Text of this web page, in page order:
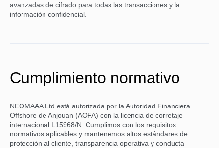
avanzadas de cifrado para todas las transacciones y la
información confidencial.
Cumplimiento normativo
NEOMAAA Ltd está autorizada por la Autoridad Financiera
Offshore de Anjouan (AOFA) con la licencia de corretaje
internacional L15968/N. Cumplimos con los requisitos
normativos aplicables y mantenemos altos estándares de
protección al cliente, transparencia operativa y conducta